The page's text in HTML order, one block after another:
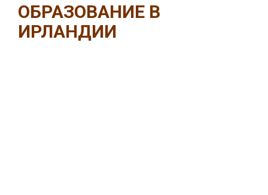
ОБРАЗОВАНИЕ В
ИРЛАНДИИ